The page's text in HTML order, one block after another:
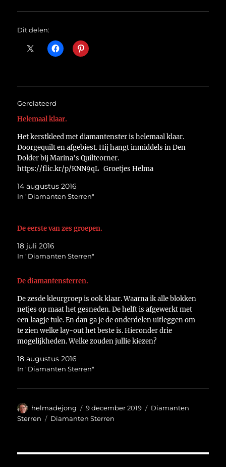
Dit delen:
Gerelateerd
Helemaal klaar.
Het kerstkleed met diamantenster is helemaal klaar.
Doorgequilt en afgebiest. Hij hangt inmiddels in Den
Dolder bij Marina's Quiltcorner.
https://flic.kr/p/KNN9qL Groetjes Helma
14 augustus 2016
In "Diamanten Sterren"
De eerste van zes groepen.
18 juli 2016
In "Diamanten Sterren"
De diamantensterren.
De zesde kleurgroep is ook klaar. Waarna ik alle blokken
netjes op maat het gesneden. De helft is afgewerkt met
een laagje tule. En dan ga je de onderdelen uitleggen om
te zien welke lay-out het beste is. Hieronder drie
mogelijkheden. Welke zouden jullie kiezen?
18 augustus 2016
In "Diamanten Sterren"
Auteur
helmadejong
Geplaatst
op
9 december 2019 Categorieën
Diamanten
Sterren
Tags
Diamanten Sterren